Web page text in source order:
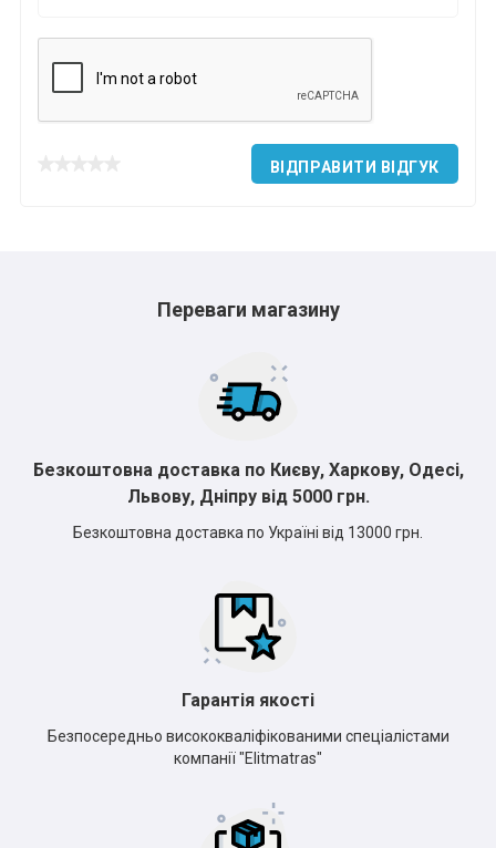
ВІДПРАВИТИ ВІДГУК
Переваги магазину
Безкоштовна доставка по Києву, Харкову, Одесі,
Львову, Дніпру від 5000 грн.
Безкоштовна доставка по Україні від 13000 грн.
Гарантія якості
Безпосередньо висококваліфікованими спеціалістами
компанії "Elitmatras"